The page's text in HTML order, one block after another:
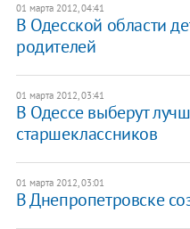
01 марта 2012, 04:41
В Одесской области
родителей
01 марта 2012, 03:41
В Одессе выберут
старшеклассников
01 марта 2012, 03:01
В Днепропетровске